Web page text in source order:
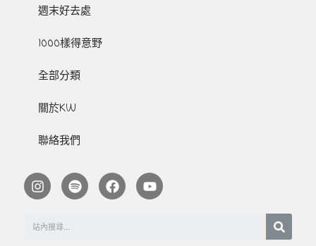
週末好去處
1000樣得意野
全部分類
關於KW
聯絡我們